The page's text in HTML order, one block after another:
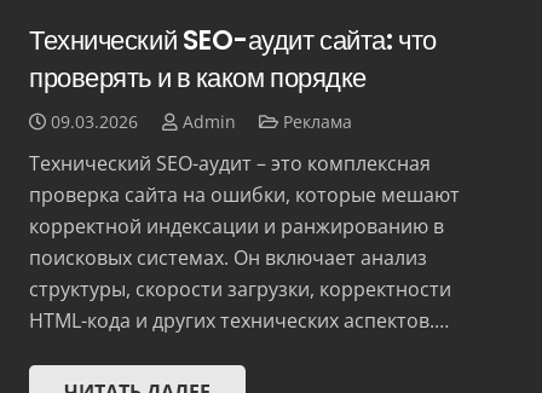
Технический SEO-аудит сайта: что
проверять и в каком порядке
09.03.2026 Admin Реклама
Технический SEO-аудит – это комплексная
проверка сайта на ошибки, которые мешают
корректной индексации и ранжированию в
поисковых системах. Он включает анализ
структуры, скорости загрузки, корректности
HTML-кода и других технических аспектов.…